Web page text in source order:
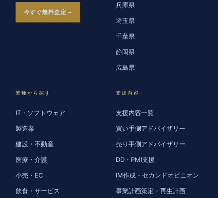
今すぐ無料査定
兵庫県
埼玉県
千葉県
静岡県
広島県
業種から探す
IT・ソフトウェア
製造業
建設・不動産
医療・介護
小売・EC
飲食・サービス
支援内容
支援内容一覧
買い手側アドバイザリー
売り手側アドバイザリー
DD・PMI支援
IM作成・セカンドオピニオン
事業計画策定・再生計画